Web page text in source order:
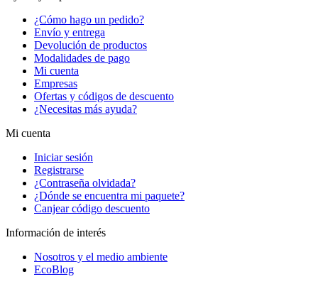
¿Cómo hago un pedido?
Envío y entrega
Devolución de productos
Modalidades de pago
Mi cuenta
Empresas
Ofertas y códigos de descuento
¿Necesitas más ayuda?
Mi cuenta
Iniciar sesión
Registrarse
¿Contraseña olvidada?
¿Dónde se encuentra mi paquete?
Canjear código descuento
Información de interés
Nosotros y el medio ambiente
EcoBlog